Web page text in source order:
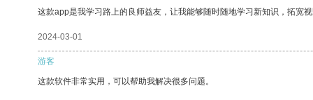
这款app是我学习路上的良师益友，让我能够随时随地学习新知识，拓宽
2024-03-01
游客
这款软件非常实用，可以帮助我解决很多问题。